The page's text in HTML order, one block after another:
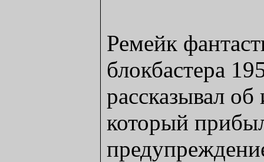
Ремейк
блокбастера
рассказывал
который